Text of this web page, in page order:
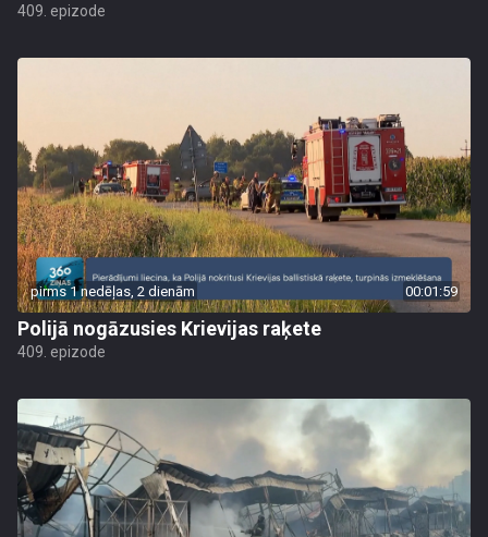
409. epizode
pirms 1 nedēļas, 2 dienām 00:01:59
Polijā nogāzusies Krievijas raķete
409. epizode